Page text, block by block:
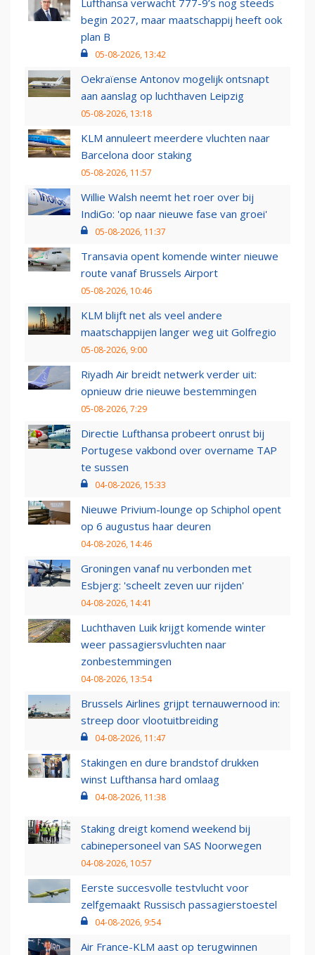
Lufthansa verwacht 777-9’s nog steeds
begin 2027, maar maatschappij heeft ook
plan B
05-08-2026, 13:42
Oekraïense Antonov mogelijk ontsnapt
aan aanslag op luchthaven Leipzig
05-08-2026, 13:18
KLM annuleert meerdere vluchten naar
Barcelona door staking
05-08-2026, 11:57
Willie Walsh neemt het roer over bij
IndiGo: 'op naar nieuwe fase van groei'
05-08-2026, 11:37
Transavia opent komende winter nieuwe
route vanaf Brussels Airport
05-08-2026, 10:46
KLM blijft net als veel andere
maatschappijen langer weg uit Golfregio
05-08-2026, 9:00
Riyadh Air breidt netwerk verder uit:
opnieuw drie nieuwe bestemmingen
05-08-2026, 7:29
Directie Lufthansa probeert onrust bij
Portugese vakbond over overname TAP
te sussen
04-08-2026, 15:33
Nieuwe Privium-lounge op Schiphol opent
op 6 augustus haar deuren
04-08-2026, 14:46
Groningen vanaf nu verbonden met
Esbjerg: 'scheelt zeven uur rijden'
04-08-2026, 14:41
Luchthaven Luik krijgt komende winter
weer passagiersvluchten naar
zonbestemmingen
04-08-2026, 13:54
Brussels Airlines grijpt ternauwernood in:
streep door vlootuitbreiding
04-08-2026, 11:47
Stakingen en dure brandstof drukken
winst Lufthansa hard omlaag
04-08-2026, 11:38
Staking dreigt komend weekend bij
cabinepersoneel van SAS Noorwegen
04-08-2026, 10:57
Eerste succesvolle testvlucht voor
zelfgemaakt Russisch passagierstoestel
04-08-2026, 9:54
Air France-KLM aast op terugwinnen